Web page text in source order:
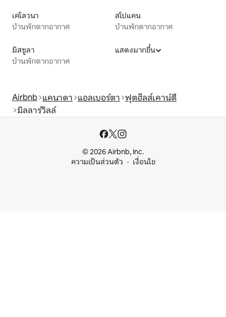
เคโลวนา
บ้านพักตากอากาศ
สโปแคน
บ้านพักตากอากาศ
มิสซูลา
บ้านพักตากอากาศ
แสดงมากขึ้น
Airbnb แคนาดา แอลเบอร์ตา ฟุตฮิลส์เคาน์ตี
มิลลาร์วิลล์
© 2026 Airbnb, Inc.
ความเป็นส่วนตัว
เงื่อนไข